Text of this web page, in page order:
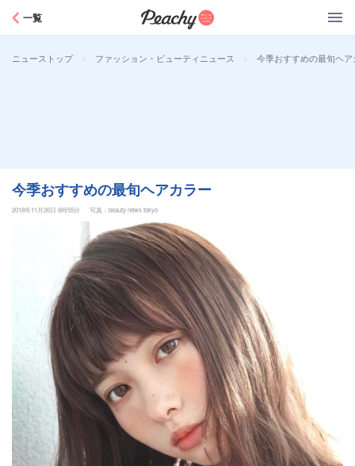
一覧
ニューストップ > ファッション・ビューティニュース > 今季おすすめの最旬ヘア
今季おすすめの最旬ヘアカラー
2018年11月26日 6時55分 写真：beauty news tokyo